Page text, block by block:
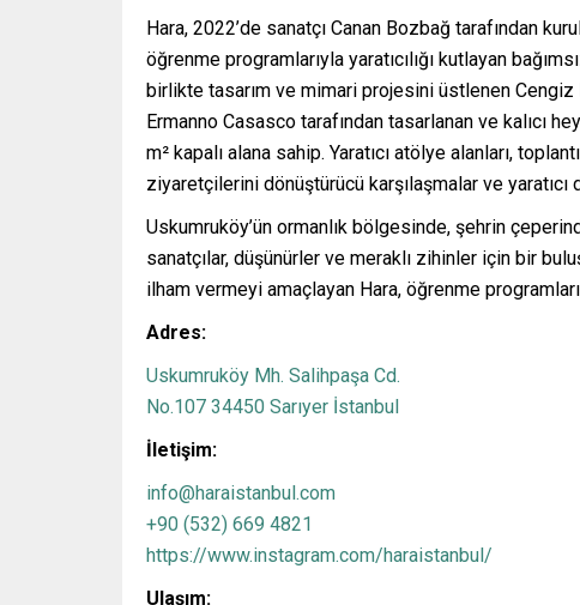
Hara, 2022’de sanatçı Canan Bozbağ tarafından
öğrenme programlarıyla yaratıcılığı kutlayan
birlikte tasarım ve mimari projesini üstlenen Cengiz
Ermanno Casasco tarafından tasarlanan ve kalıcı
m² kapalı alana sahip. Yaratıcı atölye alanları,
ziyaretçilerini dönüştürücü karşılaşmalar ve
Uskumruköy’ün ormanlık bölgesinde, şehrin
sanatçılar, düşünürler ve meraklı zihinler için bir
ilham vermeyi amaçlayan Hara, öğrenme
Adres:
Uskumruköy Mh. Salihpaşa Cd.
No.107 34450 Sarıyer İstanbul
İletişim:
info@haraistanbul.com
+90 (532) 669 4821
https://www.instagram.com/haraistanbul/
Ulaşım: